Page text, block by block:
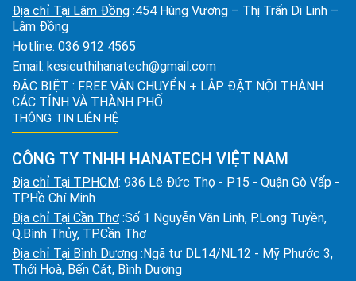
Địa chỉ Tại Lâm Đồng :454 Hùng Vương – Thị Trấn Di Linh –
Lâm Đồng
Hotline: 036 912 4565
Email: kesieuthihanatech@gmail.com
ĐẶC BIỆT : FREE VẬN CHUYỂN + LẮP ĐẶT NỘI THÀNH
CÁC TỈNH VÀ THÀNH PHỐ
THÔNG TIN LIÊN HỆ
CÔNG TY TNHH HANATECH VIỆT NAM
Địa chỉ Tại TPHCM: 936 Lê Đức Thọ - P15 - Quận Gò Vấp -
TP.Hồ Chí Minh
Địa chỉ Tại Cần Thơ :Số 1 Nguyễn Văn Linh, P.Long Tuyền,
Q.Bình Thủy, TP.Cần Thơ
Địa chỉ Tại Bình Dương :Ngã tư DL14/NL12 - Mỹ Phước 3,
Thới Hoà, Bến Cát, Bình Dương